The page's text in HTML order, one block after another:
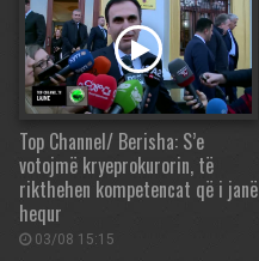
Top Channel/ Berisha: S’e
votojmë kryeprokurorin, të
rikthehen kompetencat që i janë
hequr
03/08 15:15